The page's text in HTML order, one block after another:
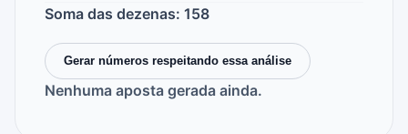
Soma das dezenas: 158
Gerar números respeitando essa análise
Nenhuma aposta gerada ainda.